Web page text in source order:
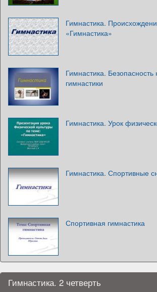
Гимнастика.
«Гимнастика»
Гимнастика. Безопасность
гимнастики
Гимнастика. Урок
Гимнастика. Спортивные
Спортивная гимнастика
Гимнастика. 2 четверть